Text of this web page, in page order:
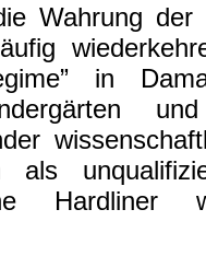
Wahrung der
in
als